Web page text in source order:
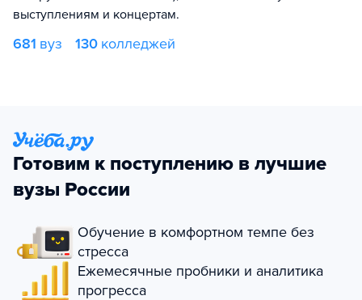
выступлениям и концертам.
681 вуз 130 колледжей
Готовим к поступлению в лучшие
вузы России
Обучение в комфортном темпе без
стресса
Ежемесячные пробники и аналитика
прогресса